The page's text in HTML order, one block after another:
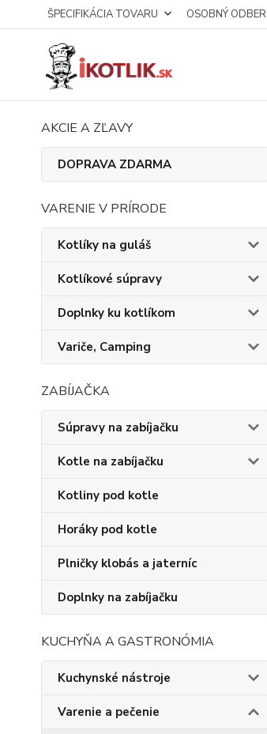
ŠPECIFIKÁCIA TOVARU OSOBNÝ ODBER
AKCIE A ZĽAVY
DOPRAVA ZDARMA
VARENIE V PRÍRODE
Kotlíky na guláš
Kotlíkové súpravy
Doplnky ku kotlíkom
Variče, Camping
ZABÍJAČKA
Súpravy na zabíjačku
Kotle na zabíjačku
Kotliny pod kotle
Horáky pod kotle
Plničky klobás a jaterníc
Doplnky na zabíjačku
KUCHYŇA A GASTRONÓMIA
Kuchynské nástroje
Varenie a pečenie